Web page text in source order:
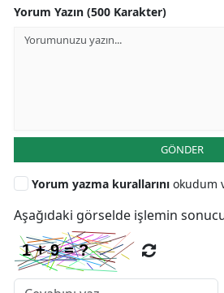
Yorum Yazın (500 Karakter)
GÖNDER
Yorum yazma kurallarını okudum
Aşağıdaki görselde işlemin